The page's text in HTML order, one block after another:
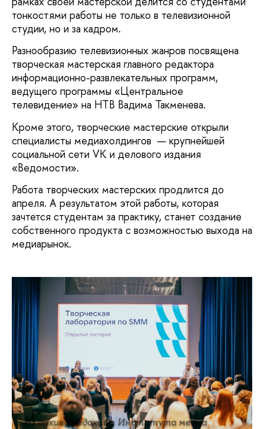
тонкостями работы не только в телевизионной
студии, но и за кадром.
Разнообразию телевизионных жанров посвящена
творческая мастерская главного редактора
информационно-развлекательных программ,
ведущего программы «Центральное
телевидение» на НТВ Вадима Такменева.
Кроме этого, творческие мастерские открыли
специалисты медиахолдингов — крупнейшей
социальной сети VK и делового издания
«Ведомости».
Работа творческих мастерских продлится до
апреля. А результатом этой работы, которая
зачтется студентам за практику, станет создание
собственного продукта с возможностью выхода на
медиарынок.
Из архива редакции Института медиа